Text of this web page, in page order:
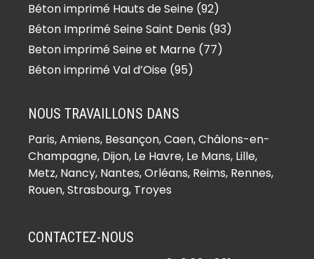
Béton imprimé Hauts de Seine (92)
Béton Imprimé Seine Saint Denis (93)
Beton imprimé Seine et Marne (77)
Béton imprimé Val d’Oise (95)
NOUS TRAVAILLONS DANS
Paris,Amiens, Besançon, Caen, Châlons-en-
Champagne, Dijon, Le Havre, Le Mans, Lille,
Metz, Nancy, Nantes, Orléans, Reims, Rennes,
Rouen, Strasbourg, Troyes
CONTACTEZ-NOUS